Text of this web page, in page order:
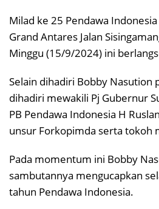
Milad ke 25 Pendawa
Grand Antares Jalan
Minggu (15/9/2024) ini
Selain dihadiri Bobby Nasution
dihadiri mewakili Pj Gubernur
PB Pendawa Indonesia H
unsur Forkopimda serta tokoh
Pada momentum ini Bobby
sambutannya mengucapkan
tahun Pendawa Indonesia.